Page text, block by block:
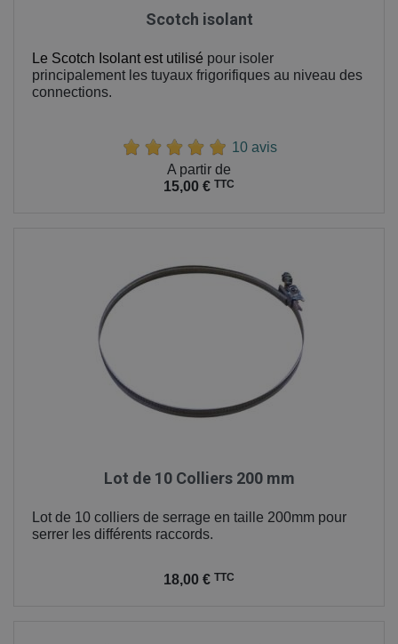
Scotch isolant
Le Scotch Isolant est utilisé pour isoler
principalement les tuyaux frigorifiques au niveau des
connections.
10 avis
A partir de
15,00 € TTC
Lot de 10 Colliers 200 mm
Lot de 10 colliers de serrage en taille 200mm pour
serrer les différents raccords.
18,00 € TTC